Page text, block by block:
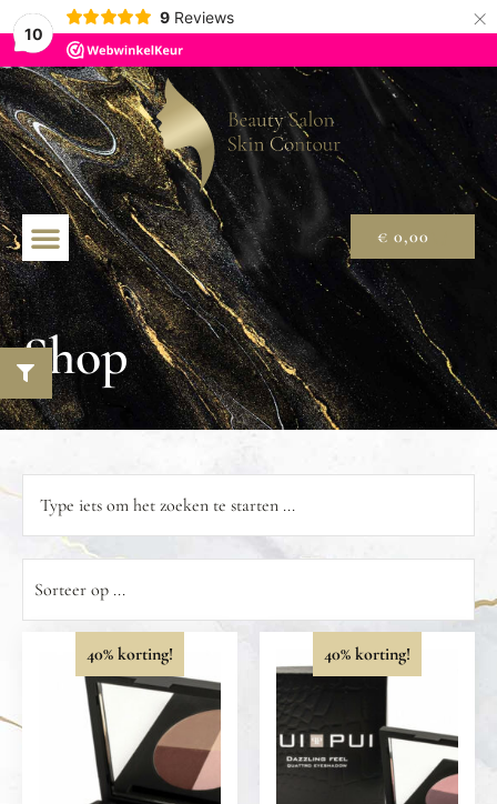
10
9 Reviews ×
€ 0,00
Shop
40% korting! 40% korting!